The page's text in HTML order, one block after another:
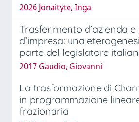
2026 Jonaityte, Inga
Trasferimento d’azienda e
d’impresa: una
parte del legislatore
2017 Gaudio, Giovanni
La trasformazione di
in programmazione
frazionaria